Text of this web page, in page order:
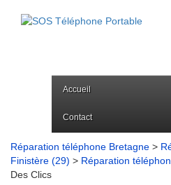
Accueil
Contact
Réparation téléphone Bretagne >
Finistère (29) > Réparation
Des Clics